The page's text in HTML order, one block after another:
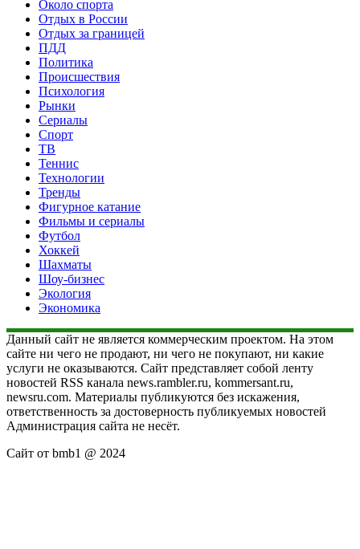
Около спорта
Отдых в России
Отдых за границей
ПДД
Политика
Происшествия
Психология
Рынки
Сериалы
Спорт
ТВ
Теннис
Технологии
Тренды
Фигурное катание
Фильмы и сериалы
Футбол
Хоккей
Шахматы
Шоу-бизнес
Экология
Экономика
Данный сайт не является коммерческим проектом. На этом
сайте ни чего не продают, ни чего не покупают, ни какие
услуги не оказываются. Сайт представляет собой ленту
новостей RSS канала news.rambler.ru, kommersant.ru,
newsru.com. Материалы публикуются без искажения,
ответственность за достоверность публикуемых новостей
Администрация сайта не несёт.
Сайт от bmb1 @ 2024